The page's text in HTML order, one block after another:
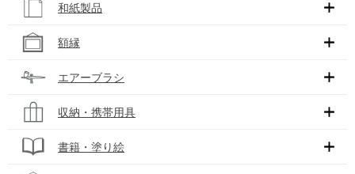
和紙製品
額縁
エアーブラシ
収納・携帯用具
書籍・塗り絵